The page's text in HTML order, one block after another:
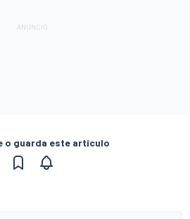
o guarda este artículo